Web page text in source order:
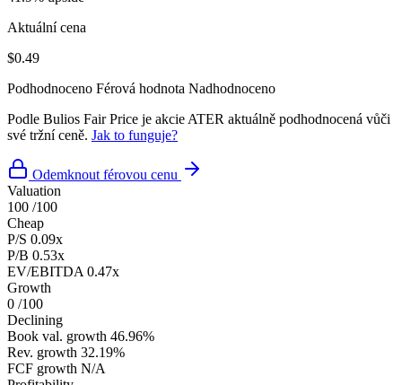
Aktuální cena
$0.49
Podhodnoceno Férová hodnota Nadhodnoceno
Podle Bulios Fair Price je akcie ATER aktuálně podhodnocená vůči
své tržní ceně. Jak to funguje?
Odemknout férovou cenu
Valuation
100 /100
Cheap
P/S 0.09x
P/B 0.53x
EV/EBITDA 0.47x
Growth
0 /100
Declining
Book val. growth 46.96%
Rev. growth 32.19%
FCF growth N/A